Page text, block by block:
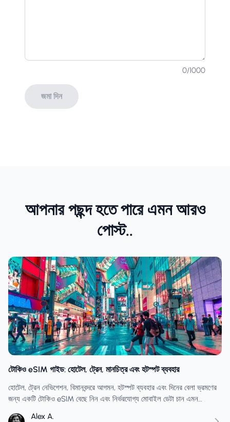
0/1000
জমা দিন
আপনার পছন্দ হতে পারে এমন আরও
পোস্ট..
টোকিও eSIM গাইড: হোটেল, ট্রেন, মানচিত্র এবং হটস্পট ব্যবহার
হোটেল, ট্রেন নেভিগেশন, বিমানবন্দরে আগমন, হটস্পট ব্যবহার এবং দিনের বেলা ভ্রমণের
জন্য একটি টোকিও eSIM বেছে নিন এবং নির্ভরযোগ্য মোবাইল ডেটা চান এমন
Alex A.